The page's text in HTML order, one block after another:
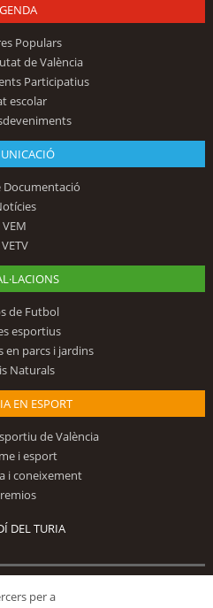
Populars
de València
Participatius
escolar
Documentació
VEM
VETV
de Futbol
esportius
en parcs i jardins
Naturals
EN ESPORT
de València
i esport
i coneixement
DEL TURIA
per a